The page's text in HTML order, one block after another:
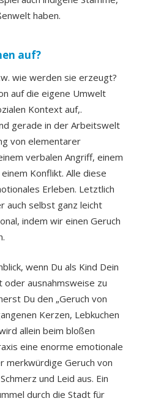
haben.
auf?
wie werden sie erzeugt?
auf die eigene Umwelt
Kontext auf,.
gerade in der Arbeitswelt
von elementarer
verbalen Angriff, einem
Konflikt. Alle diese
Erleben. Letztlich
auch selbst ganz leicht
indem wir einen Geruch
wenn Du als Kind Dein
ausnahmsweise zu
Du den „Geruch von
Kerzen, Lebkuchen
allein beim bloßen
eine enorme emotionale
merkwürdige Geruch von
und Leid aus. Ein
durch die Stadt für